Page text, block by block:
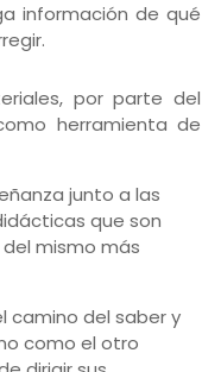
información de qué
por parte del
herramienta de
junto a las
que son
mismo más
camino del saber y
como el otro